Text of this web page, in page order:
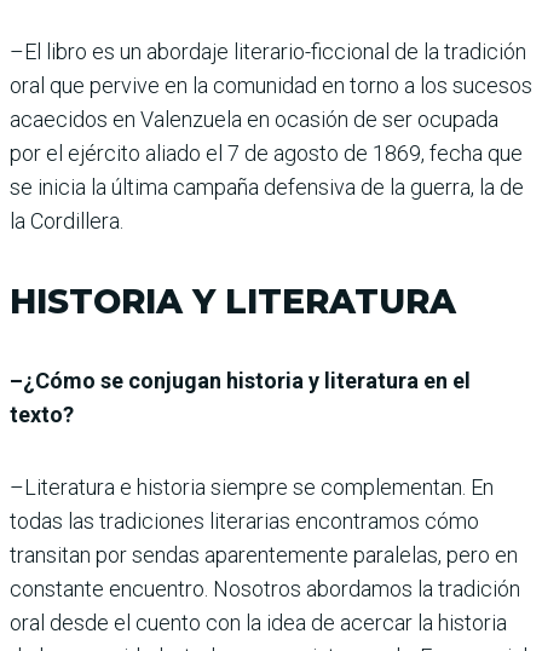
–El libro es un abordaje literario-ficcional de la tradición
oral que pervive en la comunidad en torno a los sucesos
acaecidos en Valenzuela en ocasión de ser ocupada
por el ejército aliado el 7 de agosto de 1869, fecha que
se inicia la última campaña defensiva de la guerra, la de
la Cordillera.
HISTORIA Y LITERATURA
–¿Cómo se conjugan historia y literatura en el
texto?
–Literatura e historia siempre se complementan. En
todas las tradiciones literarias encontramos cómo
transitan por sendas aparentemente paralelas, pero en
constante encuentro. Nosotros abordamos la tradición
oral desde el cuento con la idea de acercar la historia